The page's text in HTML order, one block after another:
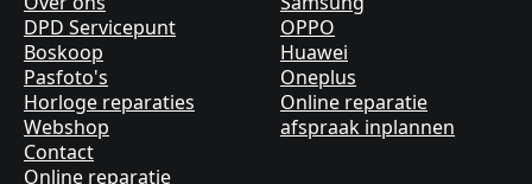
DPD Servicepunt
Boskoop
Pasfoto's
Horloge reparaties
Webshop
Contact
Online reparatie
OPPO
Huawei
Oneplus
Online reparatie
afspraak inplannen